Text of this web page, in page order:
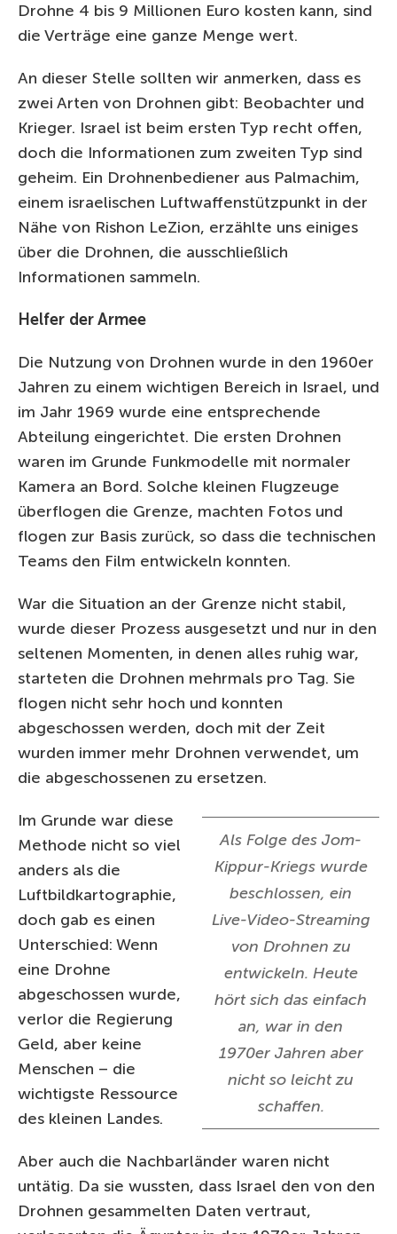
Drohne 4 bis 9 Millionen Euro kosten kann, sind
die Verträge eine ganze Menge wert.
An dieser Stelle sollten wir anmerken, dass es
zwei Arten von Drohnen gibt: Beobachter und
Krieger. Israel ist beim ersten Typ recht offen,
doch die Informationen zum zweiten Typ sind
geheim. Ein Drohnenbediener aus Palmachim,
einem israelischen Luftwaffenstützpunkt in der
Nähe von Rishon LeZion, erzählte uns einiges
über die Drohnen, die ausschließlich
Informationen sammeln.
Helfer der Armee
Die Nutzung von Drohnen wurde in den 1960er
Jahren zu einem wichtigen Bereich in Israel, und
im Jahr 1969 wurde eine entsprechende
Abteilung eingerichtet. Die ersten Drohnen
waren im Grunde Funkmodelle mit normaler
Kamera an Bord. Solche kleinen Flugzeuge
überflogen die Grenze, machten Fotos und
flogen zur Basis zurück, so dass die technischen
Teams den Film entwickeln konnten.
War die Situation an der Grenze nicht stabil,
wurde dieser Prozess ausgesetzt und nur in den
seltenen Momenten, in denen alles ruhig war,
starteten die Drohnen mehrmals pro Tag. Sie
flogen nicht sehr hoch und konnten
abgeschossen werden, doch mit der Zeit
wurden immer mehr Drohnen verwendet, um
die abgeschossenen zu ersetzen.
Als Folge des Jom-
Kippur-Kriegs wurde
beschlossen, ein
Live-Video-Streaming
von Drohnen zu
entwickeln. Heute
hört sich das einfach
an, war in den
1970er Jahren aber
nicht so leicht zu
schaffen.
Im Grunde war diese
Methode nicht so viel
anders als die
Luftbildkartographie,
doch gab es einen
Unterschied: Wenn
eine Drohne
abgeschossen wurde,
verlor die Regierung
Geld, aber keine
Menschen – die
wichtigste Ressource
des kleinen Landes.
Aber auch die Nachbarländer waren nicht
untätig. Da sie wussten, dass Israel den von den
Drohnen gesammelten Daten vertraut,